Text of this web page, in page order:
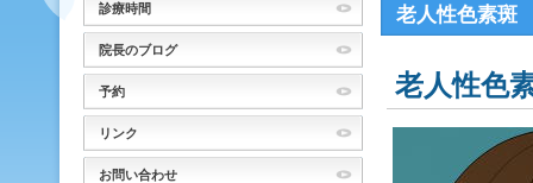
老人性色素斑
老人性色
診療時間
院長のブログ
予約
リンク
お問い合わせ